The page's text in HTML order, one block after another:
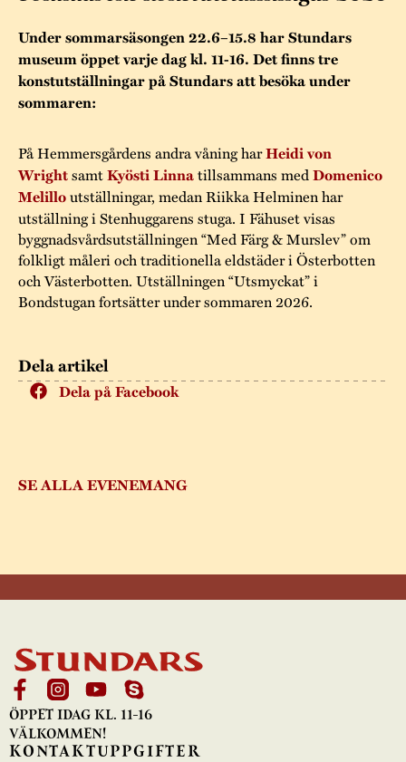
Tillgänglighet
Trygghet
Kontakta oss
Kalas på Stundars
Stundars teater
Jarl Hemmer
Byggnadsvård
Rödmyllan
Museipedagogik
Projekt
Stugornas Stundars
Museisamlingarna
Stundarsvänner
Marknader
Årets Gunnar
Stundars
registerbeskrivning
Dela artikel
Dela på Facebook
SE ALLA EVENEMANG
Under sommarsäsongen 22.6–15.8 har Stundars
museum öppet varje dag kl. 11-16. Det finns tre
konstutställningar på Stundars att besöka under
sommaren:
På Hemmersgårdens andra våning harHeidi von
WrightsamtKyösti Linnatillsammans medDomenico
Melilloutställningar, medan Riikka Helminen har
utställning i Stenhuggarens stuga. I Fähuset visas
byggnadsvårdsutställningen “Med Färg & Murslev” om
folkligt måleri och traditionella eldstäder i Österbotten
och Västerbotten. Utställningen “Utsmyckat” i
Bondstugan fortsätter under sommaren 2026.
ÖPPET IDAG KL. 11-16
VÄLKOMMEN!
KONTAKTUPPGIFTER